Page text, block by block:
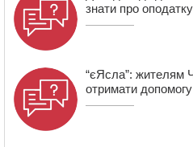
знати про
“єЯсла”: жителям
отримати